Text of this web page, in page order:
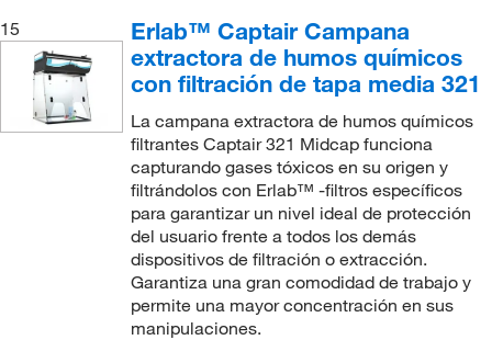
15
Erlab™ Captair Campana
extractora de humos químicos
con filtración de tapa media 321
La campana extractora de humos químicos
filtrantes Captair 321 Midcap funciona
capturando gases tóxicos en su origen y
filtrándolos con Erlab™ -filtros específicos
para garantizar un nivel ideal de protección
del usuario frente a todos los demás
dispositivos de filtración o extracción.
Garantiza una gran comodidad de trabajo y
permite una mayor concentración en sus
manipulaciones.